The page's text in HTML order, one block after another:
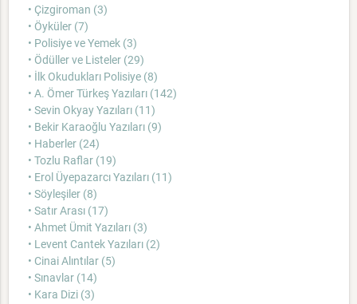
• Çizgiroman (3)
• Öyküler (7)
• Polisiye ve Yemek (3)
• Ödüller ve Listeler (29)
• İlk Okudukları Polisiye (8)
• A. Ömer Türkeş Yazıları (142)
• Sevin Okyay Yazıları (11)
• Bekir Karaoğlu Yazıları (9)
• Haberler (24)
• Tozlu Raflar (19)
• Erol Üyepazarcı Yazıları (11)
• Söyleşiler (8)
• Satır Arası (17)
• Ahmet Ümit Yazıları (3)
• Levent Cantek Yazıları (2)
• Cinai Alıntılar (5)
• Sınavlar (14)
• Kara Dizi (3)